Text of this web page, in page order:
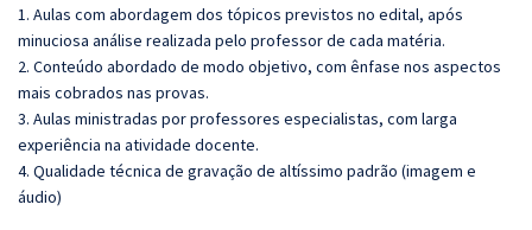
1. Aulas com abordagem dos tópicos previstos no edital, após
minuciosa análise realizada pelo professor de cada matéria.
2. Conteúdo abordado de modo objetivo, com ênfase nos aspectos
mais cobrados nas provas.
3. Aulas ministradas por professores especialistas, com larga
experiência na atividade docente.
4. Qualidade técnica de gravação de altíssimo padrão (imagem e
áudio)